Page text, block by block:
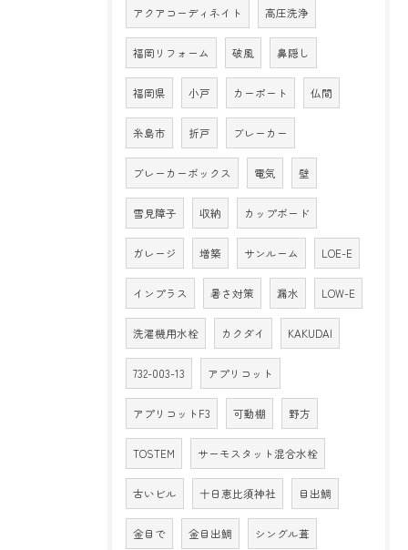
アクアコーディネイト 高圧洗浄
福岡リフォーム 破風 鼻隠し
福岡県 小戸 カーポート 仏間
糸島市 折戸 ブレーカー
ブレーカーボックス 電気 壁
雪見障子 収納 カップボード
ガレージ 増築 サンルーム LOE-E
インプラス 暑さ対策 漏水 LOW-E
洗濯機用水栓 カクダイ KAKUDAI
732-003-13 アプリコット
アプリコットF3 可動棚 野方
TOSTEM サーモスタット混合水栓
古いビル 十日恵比須神社 目出鯛
金目で 金目出鯛 シングル葺